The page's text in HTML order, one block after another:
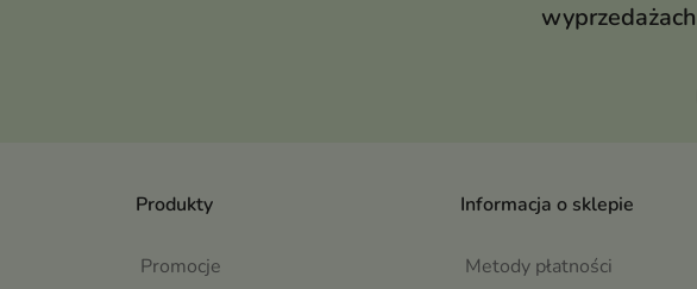
wyprzedażach
Produkty
Promocje
Informacja o sklepie
Metody płatności